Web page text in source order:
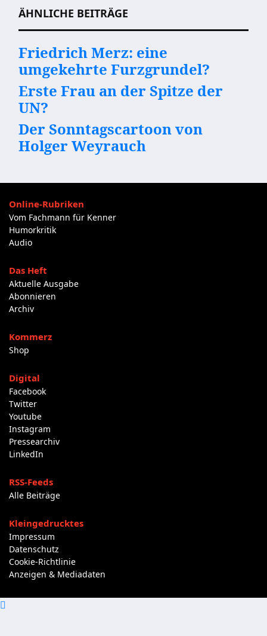
ÄHNLICHE BEITRÄGE
Friedrich Merz: eine
umgekehrte Furzgrundel?
Erste Frau an der Spitze der
UN?
Der Sonntagscartoon von
Holger Weyrauch
Online-Rubriken
Vom Fachmann für Kenner
Humorkritik
Audio
Das Heft
Aktuelle Ausgabe
Abonnieren
Archiv
Kommerz
Shop
Digital
Facebook
Twitter
Youtube
Instagram
Pressearchiv
LinkedIn
RSS-Feeds
Alle Beiträge
Kleingedrucktes
Impressum
Datenschutz
Cookie-Richtlinie
Anzeigen & Mediadaten